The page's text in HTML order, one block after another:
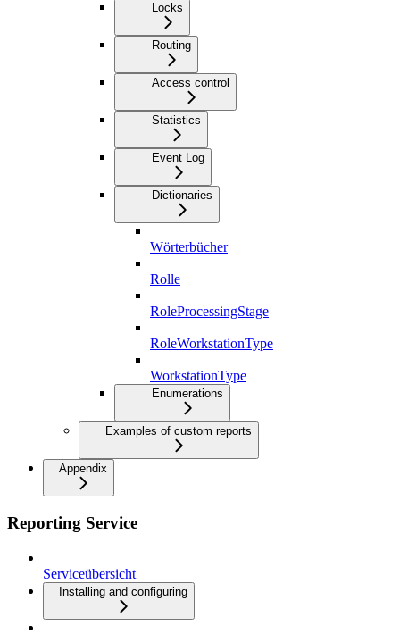
Locks
Routing
Access control
Statistics
Event Log
Dictionaries
Wörterbücher
Rolle
RoleProcessingStage
RoleWorkstationType
WorkstationType
Enumerations
Examples of custom reports
Appendix
Reporting Service
Serviceübersicht
Installing and configuring